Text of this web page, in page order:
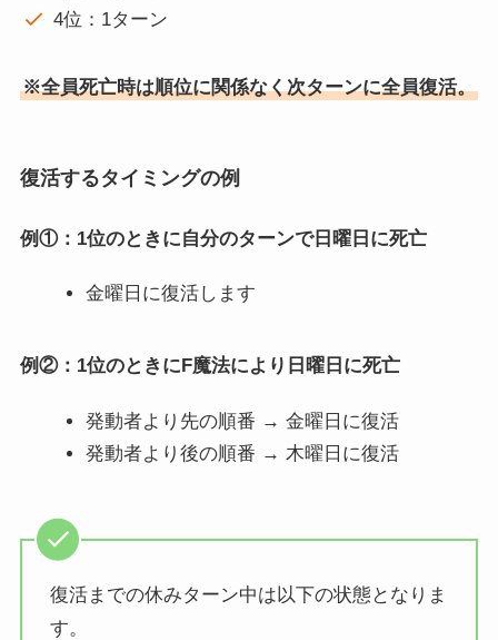
4位：1ターン
※全員死亡時は順位に関係なく次ターンに全員復活。
復活するタイミングの例
例①：1位のときに自分のターンで日曜日に死亡
金曜日に復活します
例②：1位のときにF魔法により日曜日に死亡
発動者より先の順番 → 金曜日に復活
発動者より後の順番 → 木曜日に復活
復活までの休みターン中は以下の状態となりま
す。